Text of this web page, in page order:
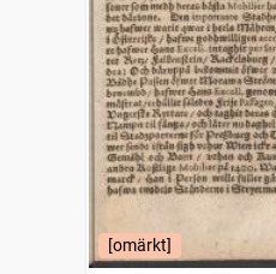
[omärkt]